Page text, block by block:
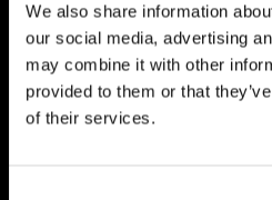
We also share information
our social media, advertising
may combine it with other
provided to them or that
of their services.